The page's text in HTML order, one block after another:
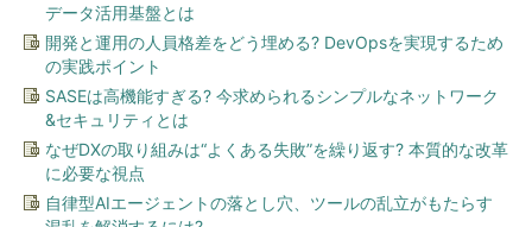
ここで設定しているMpCmdRun.exeは、Windows
Defender（Microsoft Antimalware Service）のコマンドライン
ユーティリティーで、「-scan -scantype 3」オプションはファ
SignatureUpdate」は定義ファイルの更新の実行を意味する。
データ活用基盤とは
開発と運用の人員格差をどう埋める? DevOpsを実現するため
の実践ポイント
SASEは高機能すぎる? 今求められるシンプルなネットワーク
&セキュリティとは
なぜDXの取り組みは“よくある失敗”を繰り返す? 本質的な改革
に必要な視点
自律型AIエージェントの落とし穴、ツールの乱立がもたらす